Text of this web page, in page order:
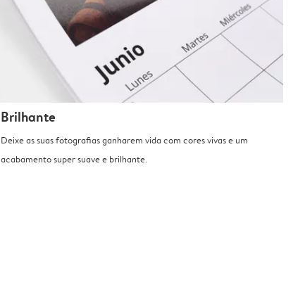
Brilhante
Deixe as suas fotografias ganharem vida com cores vivas e um
acabamento super suave e brilhante.